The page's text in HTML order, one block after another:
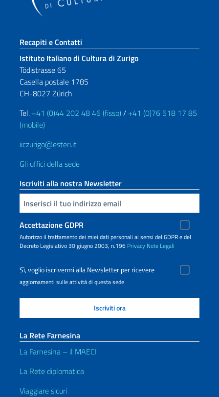
Sezione footer
Recapiti e Contatti
Istituto Italiano di Cultura di Zurigo
Tödistrasse 65
Casella postale 1785
CH-8027 Zürich
Tel. +41 (0)44 202 48 46 (fisso) / +41 (0)76 518 17 85
(mobile)
iiczurigo@esteri.it
Gli uffici della sede
Iscriviti alla nostra Newsletter
Inserisci la tua email
Accettazione GDPR
Autorizzo il trattamento dei miei dati personali ai sensi del GDPR e del
Decreto Legislativo 30 giugno 2003, n.196 Privacy Note Legali
Sì, voglio iscrivermi alla Newsletter per ricevere
aggiornamenti sulle attività di questa sede
La Rete Farnesina
La Farnesina – il MAECI
La Rete diplomatica
Viaggiare sicuri